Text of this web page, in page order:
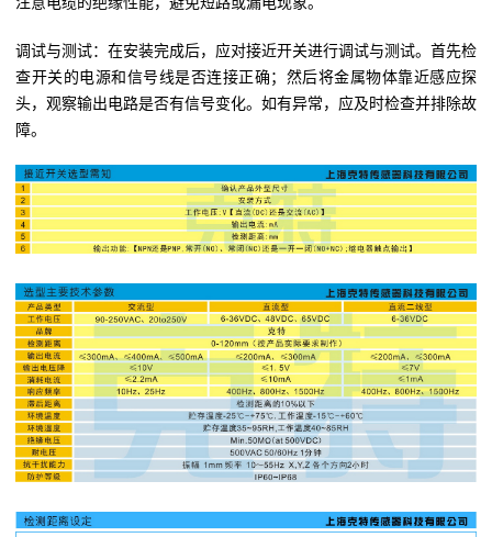
调试与测试：在安装完成后，应对接近开关进行调试与测试。首先检
查开关的电源和信号线是否连接正确；然后将金属物体靠近感应探
头，观察输出电路是否有信号变化。如有异常，应及时检查并排除故
障。